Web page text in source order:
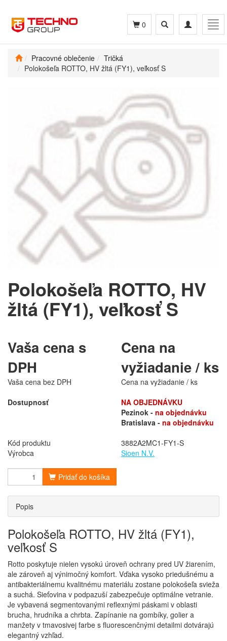
Toggle
navigation
Toggle
search
0
Pracovné oblečenie
Tričká
Polokošeľa ROTTO, HV žltá (FY1), veľkosť S
Polokošeľa ROTTO, HV
žltá (FY1), veľkosť S
Vaša cena s
DPH
Cena na
vyžiadanie / ks
Vaša cena bez DPH
Cena na vyžiadanie / ks
Dostupnosť
NA OBJEDNÁVKU
Pezinok - na objednávku
Bratislava - na objednávku
Kód produktu
3882A2MC1-FY1-S
Výrobca
Sioen N.V.
Pridať do košíka
Popis
Polokošeľa ROTTO, HV žltá (FY1),
veľkosť S
Rotto poskytuje nielen vysokú úroveň ochrany pred UV žiarením,
ale zároveň aj výnimočný komfort. Vďaka vysoko priedušnému a
antibakteriálnemu kvalitnému materiálu zostane polokošeľa svieža
a suchá. Sieťovina v podpazuší zabezpečuje optimálne vetranie.
Je vybavená segmentovanými reflexnými páskami v oblasti
brucha, hrudníka a chrbta. Zapínanie na gombíky, golier a
manžety v tmavosivej farbe s fluorescenčnými detailmi dotvárajú
elegantný vzhľad.